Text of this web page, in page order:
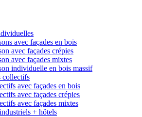
avec façades en bois
avec façades crépies
avec façades mixtes
individuelle en bois massif
collectifs
avec façades en bois
avec façades crépies
avec façades mixtes
+ hôtels